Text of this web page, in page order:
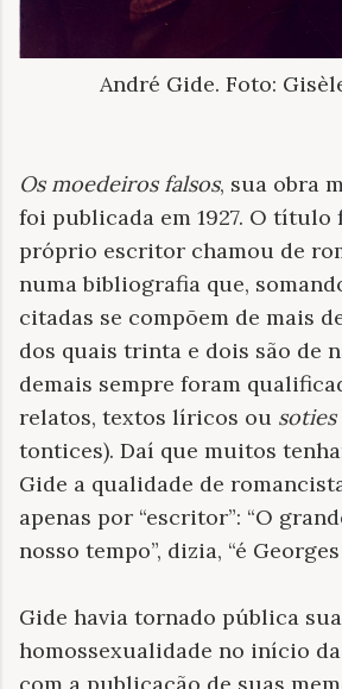
André Gide. Foto:
Os moedeiros falsos, sua obra
foi publicada em 1927. O
próprio escritor chamou de
numa bibliografia que,
citadas se compõem de mais
dos quais trinta e dois são de
demais sempre foram
relatos, textos líricos ou soties
tontices). Daí que muitos
Gide a qualidade de
apenas por “escritor”: “O
nosso tempo”, dizia, “é
Gide havia tornado pública sua
homossexualidade no início da